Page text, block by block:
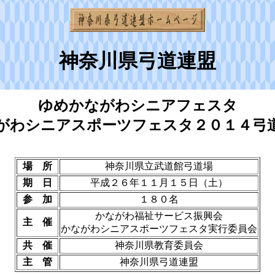
神奈川県弓道連盟
ゆめかながわシニアフェスタ
わシニアスポーツフェスタ２０１４弓
場 所
神奈川県立武道館弓道場
期 日
平成２６年１１月１５日（土）
参 加
１８０名
主 催
かながわ福祉サービス振興会
かながわシニアスポーツフェスタ実行委員会
共 催
神奈川県教育委員会
主 管
神奈川県弓道連盟